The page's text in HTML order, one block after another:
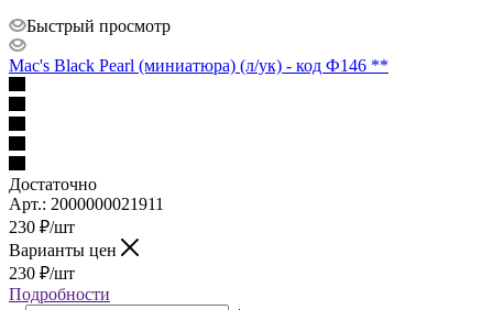
Быстрый просмотр
Mac's Black Pearl (миниатюра) (л/ук) - код Ф146 **
Достаточно
Арт.: 2000000021911
230 ₽/шт
Варианты цен
230 ₽/шт
Подробности